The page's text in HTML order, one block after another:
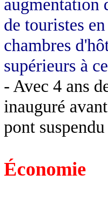
augmentation
de touristes
chambres
supérieurs à
- Avec 4 ans
inauguré
pont
Économie